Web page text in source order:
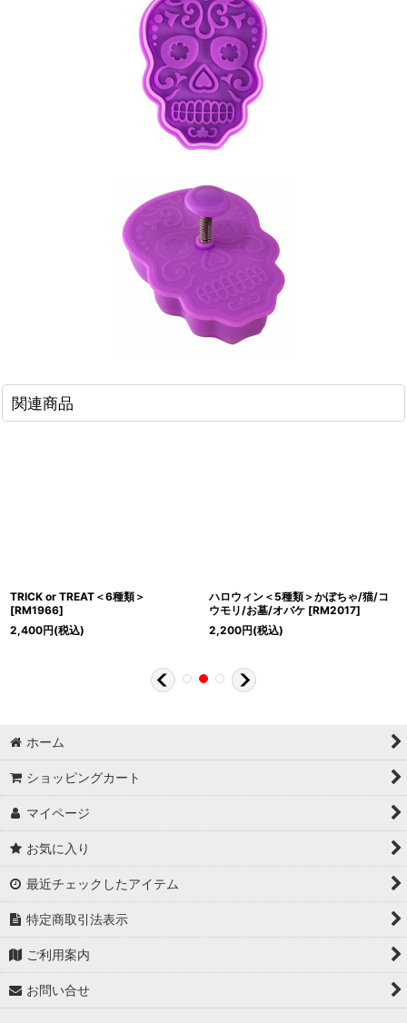
関連商品
TRICK or TREAT＜6種類＞
[RM1966]
2,400円(税込)
ハロウィン＜5種類＞かぼちゃ/猫/コ
ウモリ/お墓/オバケ [RM2017]
2,200円(税込)
ホーム
ショッピングカート
マイページ
お気に入り
最近チェックしたアイテム
特定商取引法表示
ご利用案内
お問い合せ